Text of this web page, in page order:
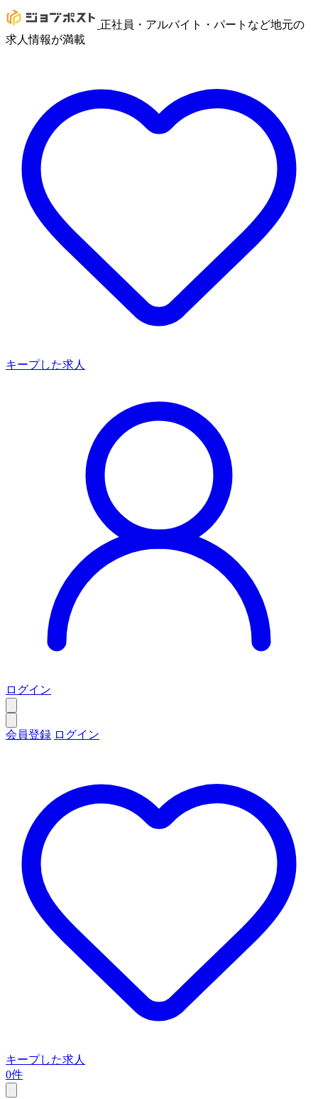
正社員・アルバイト・パートなど地元の
求人情報が満載
キープした求人
ログイン
会員登録 ログイン
キープした求人
0件